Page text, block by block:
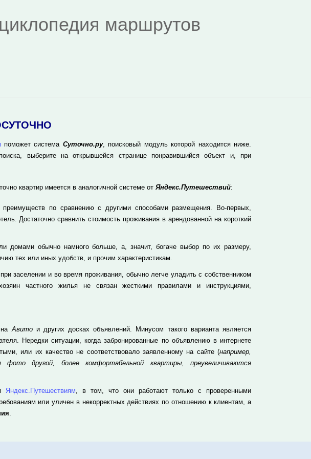
маршрутов
поможет система Суточно.ру, поисковый модуль которой находится ниже.
выберите на открывшейся странице понравившийся объект и, при
квартир имеется в аналогичной системе от Яндекс.Путешествий:
по сравнению с другими способами размещения. Во-первых,
Достаточно сравнить стоимость проживания в арендованной на короткий
домами обычно намного больше, а, значит, богаче выбор по их размеру,
тех или иных удобств, и прочим характеристикам.
заселении и во время проживания, обычно легче уладить с собственником
частного жилья не связан жесткими правилами и инструкциями,
наАвитои других досках объявлений. Минусом такого варианта является
Нередки ситуации, когда забронированные по объявлению в интернете
или их качество не соответствовало заявленному на сайте (например,
фото другой, более комфортабельной квартиры, преувеличиваются
Яндекс.Путешествиям, в том, что они работают только с проверенными
или уличен в некорректных действиях по отношению к клиентам, а
.